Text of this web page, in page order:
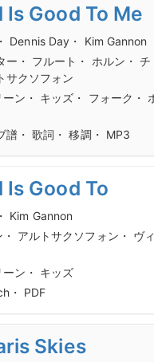
Is Good To Me
Dennis Day・ Kim Gannon
ー・ フルート・ ホルン・ チ
サクソフォン
ン・ キッズ・ フォーク・
譜・ 歌詞・ 移調・ MP3
Is Good To
Kim Gannon
アルトサクソフォン・ ヴィ
ン・ キッズ
・ PDF
Skies